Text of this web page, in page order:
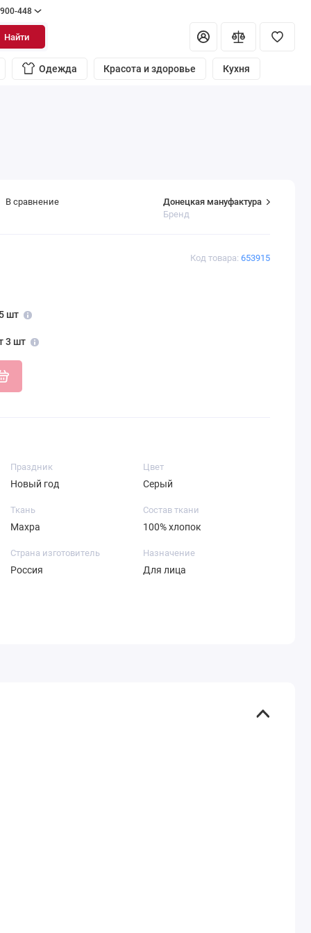
448
Найти
Одежда Красота и здоровье Кухня
Код товара: 653915
Донецкая мануфактура
Бренд
шт
3 шт
В сравнение
Праздник
Новый год
Цвет
Серый
Ткань
Махра
Состав ткани
100% хлопок
Страна изготовитель
Россия
Назначение
Для лица